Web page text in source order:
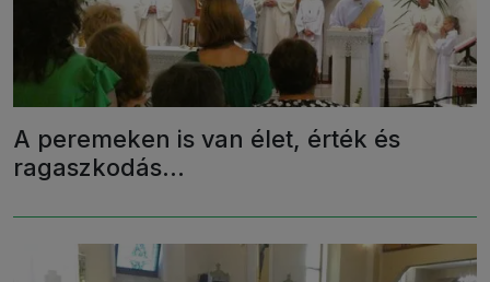
A peremeken is van élet, érték és
ragaszkodás...